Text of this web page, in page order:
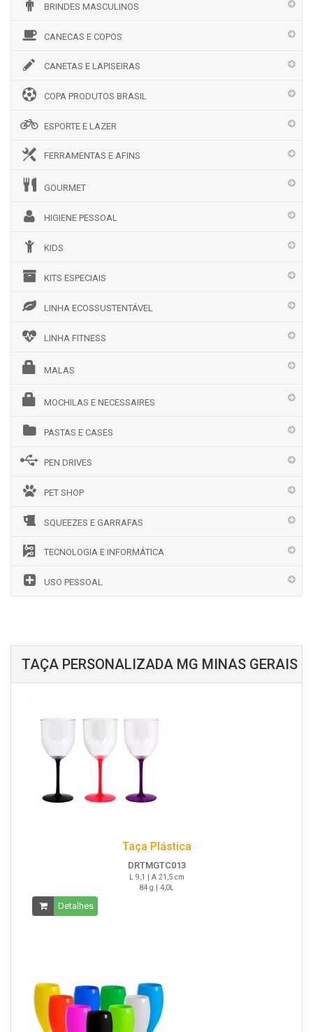
BRINDES MASCULINOS
CANECAS E COPOS
CANETAS E LAPISEIRAS
COPA PRODUTOS BRASIL
ESPORTE E LAZER
FERRAMENTAS E AFINS
GOURMET
HIGIENE PESSOAL
KIDS
KITS ESPECIAIS
LINHA ECOSSUSTENTÁVEL
LINHA FITNESS
MALAS
MOCHILAS E NECESSAIRES
PASTAS E CASES
PEN DRIVES
PET SHOP
SQUEEZES E GARRAFAS
TECNOLOGIA E INFORMÁTICA
USO PESSOAL
TAÇA PERSONALIZADA MG MINAS GERAIS
Taça Plástica
DRTMGTC013
L 9,1 | A 21,5 cm
84 g | 4,0L
Detalhes